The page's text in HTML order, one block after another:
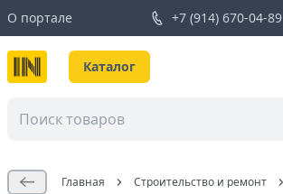
О портале +7 (914) 670-04-89
Каталог
Главная Строительство и ремонт